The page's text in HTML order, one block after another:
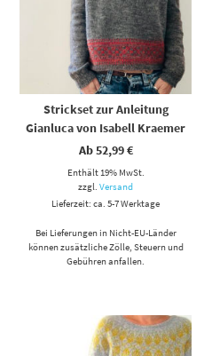
Strickset zur Anleitung
Gianluca von Isabell Kraemer
Ab52,99€
Enthält 19% MwSt.
zzgl.Versand
Lieferzeit: ca. 5-7 Werktage
Bei Lieferungen in Nicht-EU-Länder
können zusätzliche Zölle, Steuern und
Gebühren anfallen.
Dieses Produkt weist mehrere Varianten auf. Die Optionen können auf der Produktseite gewählt werden